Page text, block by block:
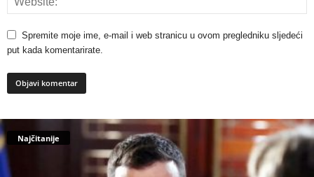
Spremite moje ime, e-mail i web stranicu u ovom pregledniku sljedeći
put kada komentarirate.
Najčitanije